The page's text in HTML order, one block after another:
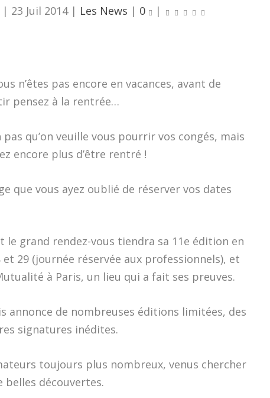
| 23 Juil 2014| Les News | 0 |
n’êtes pas encore en vacances, avant de
pensez à la rentrée…
pas qu’on veuille vous pourrir vos congés, mais
encore plus d’être rentré !
que vous ayez oublié de réserver vos dates
le grand rendez-vous tiendra sa 11e édition en
29 (journée réservée aux professionnels), et
à Paris, un lieu qui a fait ses preuves.
annonce de nombreuses éditions limitées, des
signatures inédites.
toujours plus nombreux, venus chercher
belles découvertes.